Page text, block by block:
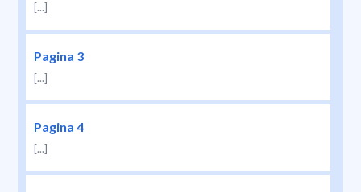
[...]
Pagina 3
[...]
Pagina 4
[...]